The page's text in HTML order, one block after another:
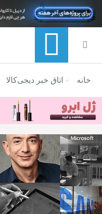
منوی ناوبری خرده نان
خانه اتاق خبر دیجی‌کالا